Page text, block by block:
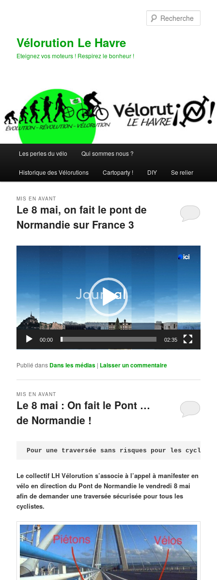
Vélorution Le Havre
Eteignez vos moteurs ! Respirez le bonheur !
principal
Les perles du vélo Qui sommes nous ?
Historique des Vélorutions Cartoparty ! DIY Se relier
Le 8 mai, on fait le pont de
Normandie sur France 3
MIS EN AVANT
00:00 02:35
Publié dans Dans les médias | Laisser un commentaire
Le 8 mai : On fait le Pont …
de Normandie !
MIS EN AVANT
Pour une traversée sans risques pour les
Le collectif LH Vélorution s’associe à l’appel à manifester en
vélo en direction du Pont de Normandie le vendredi 8 mai
afin de demander une traversée sécurisée pour tous les
cyclistes.